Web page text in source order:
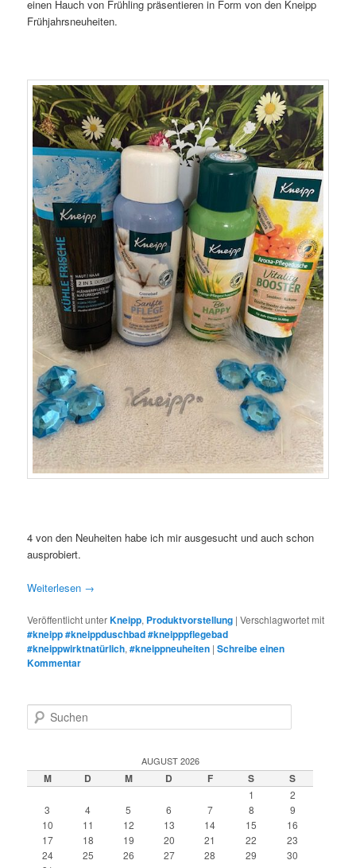
einen Hauch von Frühling präsentieren in Form von den Kneipp
Frühjahrsneuheiten.
4 von den Neuheiten habe ich mir ausgesucht und auch schon
ausprobiert.
Weiterlesen →
Veröffentlicht unterKneipp, Produktvorstellung |Verschlagwortet mit
#kneipp #kneippduschbad #kneipppflegebad
#kneippwirktnatürlich,#kneippneuheiten |Schreibe einen
Kommentar
u
e
n
AUGUST 2026
M D M D F S S
1
2
3
4 5 6 7 8
9
10
11 12 13 14 15
16
17
18 19 20 21 22
23
24
25 26 27 28 29
30